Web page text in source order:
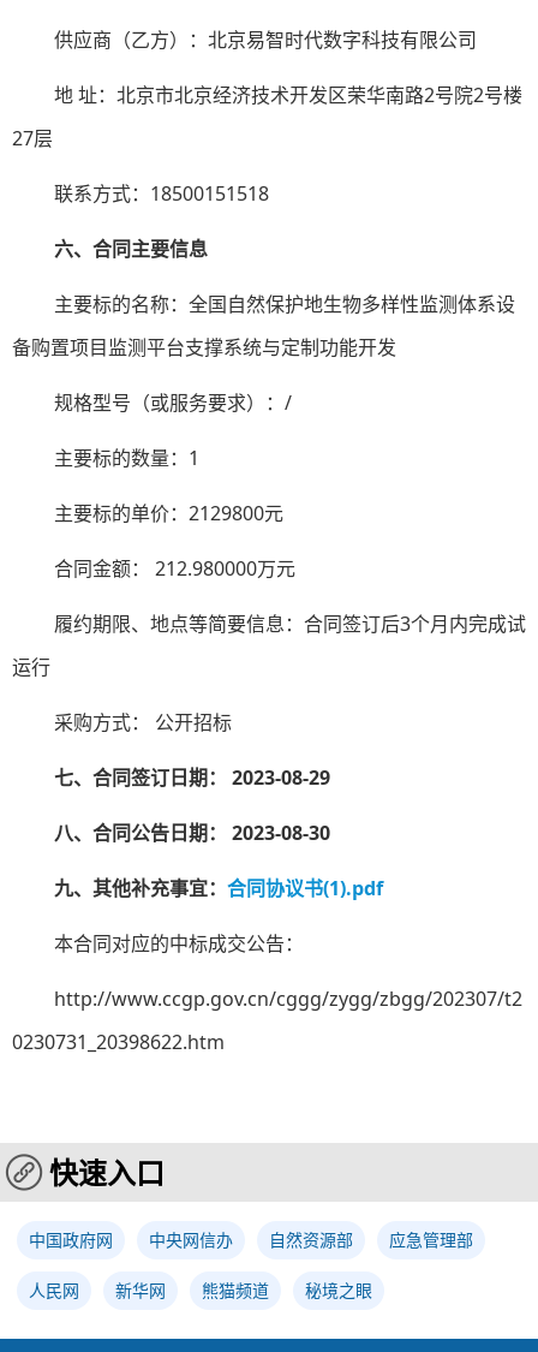
供应商（乙方）：北京易智时代数字科技有限公司
地址：北京市北京经济技术开发区荣华南路2号院2号楼
27层
联系方式： 18500151518
六、合同主要信息
主要标的名称：全国自然保护地生物多样性监测体系设
备购置项目监测平台支撑系统与定制功能开发
规格型号（或服务要求）： /
主要标的数量： 1
主要标的单价： 2129800元
合同金额： 212.980000万元
履约期限、地点等简要信息：合同签订后3个月内完成试
运行
采购方式： 公开招标
七、合同签订日期： 2023-08-29
八、合同公告日期： 2023-08-30
九、其他补充事宜： 合同协议书(1).pdf
本合同对应的中标成交公告：
http://www.ccgp.gov.cn/cggg/zygg/zbgg/202307/t2
0230731_20398622.htm
快速入口
中国政府网 中央网信办 自然资源部 应急管理部
人民网 新华网 熊猫频道 秘境之眼